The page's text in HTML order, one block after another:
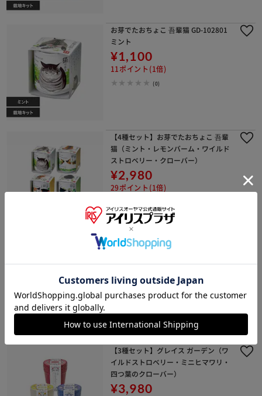
お芽でたおちょこ 吾輩猫 GD-102801
ミント
¥1,100
11ポイント(1倍)
(0)
【4種セット】お芽でたおちょこ 吾輩
猫（ミント・レモンバーム・ワイルド
ストロベリー・クローバー）
¥2,980
29ポイント(1倍)
グレイス ガーデン GD-103101 ワイル
17ポイント(1倍)
(0)
【3種セット】グレイス ガーデン（ワ
イルドストロベリー・ミニヒマワリ・
四つ葉のクローバー）
¥3,980